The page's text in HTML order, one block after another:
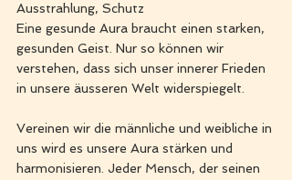
Ausstrahlung, Schutz
Eine gesunde Aura braucht einen starken,
gesunden Geist. Nur so können wir
verstehen, dass sich unser innerer Frieden
in unsere äusseren Welt widerspiegelt.
Vereinen wir die männliche und weibliche in
uns wird es unsere Aura stärken und
harmonisieren. Jeder Mensch, der seinen